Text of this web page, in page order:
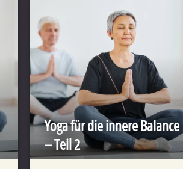
Yoga für die innere Balance
– Teil 2